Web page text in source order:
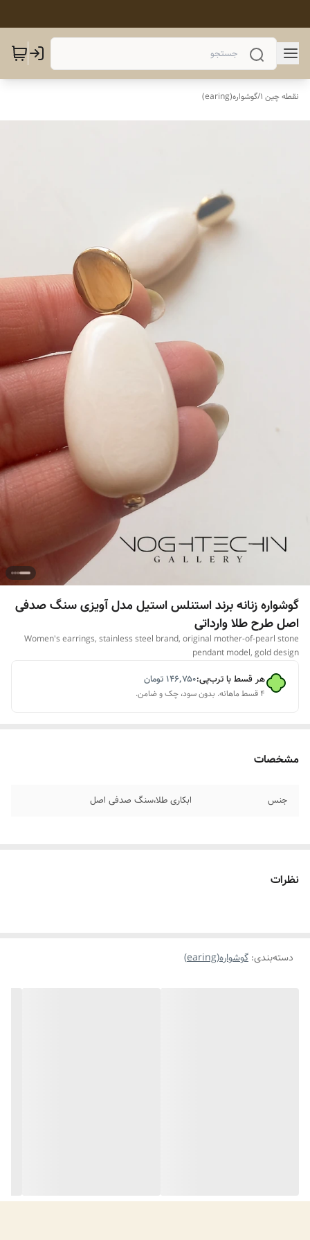
نقطه چین 1 /گوشواره(earing)
گوشواره زنانه برند استنلس استیل مدل آویزی سنگ صدفی
اصل طرح طلا وارداتی
Women's earrings, stainless steel brand, original mother-of-pearl stone
pendant model, gold design
هر قسط با ترب‌پی:۱۴۶٬۷۵۰تومان
۴ قسط ماهانه. بدون سود، چک و ضامن.
مشخصات
جنس ابکاری طلا،سنگ صدفی اصل
نظرات
دسته‌بندی: گوشواره(earing)